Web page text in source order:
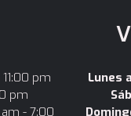
pm
pm
am - 7:00
Lunes